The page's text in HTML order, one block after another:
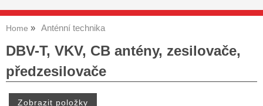
Home Anténní technika
DBV-T, VKV, CB antény, zesilovače,
předzesilovače